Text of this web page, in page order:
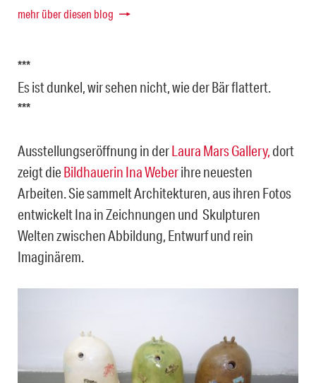
mehr über diesen blog
***
Es ist dunkel, wir sehen nicht, wie der Bär flattert.
***
Ausstellungseröffnung in derLaura Mars Gallery,dort
zeigt dieBildhauerin Ina Weberihre neuesten
Arbeiten. Sie sammelt Architekturen, aus ihren Fotos
entwickelt Ina in Zeichnungen und Skulpturen
Welten zwischen Abbildung, Entwurf und rein
Imaginärem.